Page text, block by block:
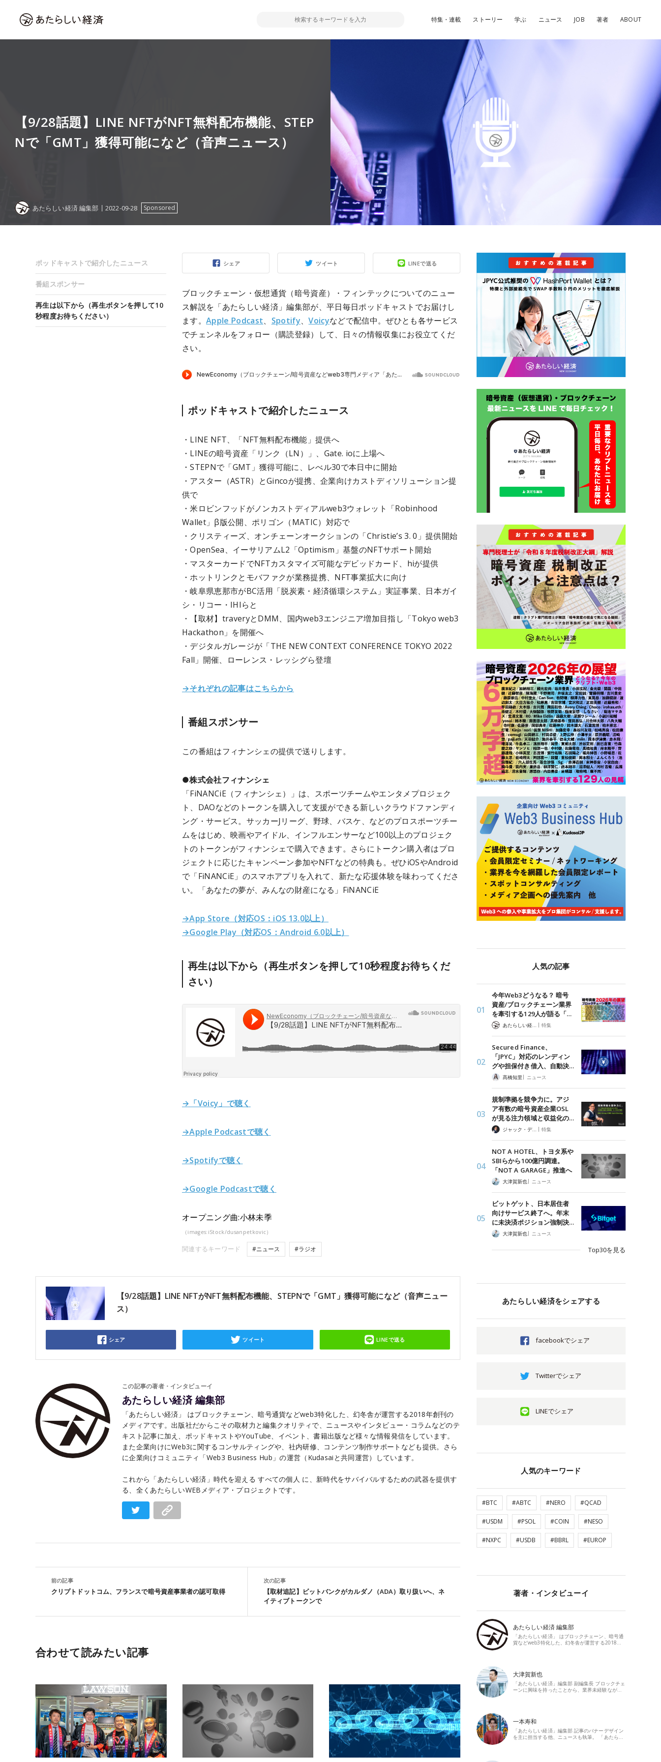
特集・連載 ストーリー 学ぶ ニュース JOB 著者 ABOUT
【9/28話題】LINE NFTがNFT無料配布機能、STEP
Nで「GMT」獲得可能になど（音声ニュース）
あたらしい経済 編集部 2022-09-28 Sponsored
シェア ツイート LINEで送る
ブロックチェーン・仮想通貨（暗号資産）・フィンテックについてのニュー
ス解説を「あたらしい経済」編集部が、平日毎日ポッドキャストでお届けし
ます。 Apple Podcast、 Spotify、Voicyなどで配信中。ぜひとも各サービス
でチェンネルをフォロー（購読登録）して、日々の情報収集にお役立てくだ
さい。
ポッドキャストで紹介したニュース
・LINE NFT、「NFT無料配布機能」提供へ
・LINEの暗号資産「リンク（LN）」、Gate. ioに上場へ
・STEPNで「GMT」獲得可能に、レべル30で本日中に開始
・アスター（ASTR）とGincoが提携、企業向けカストディソリューション提
供で
・米ロビンフッドがノンカストディアルweb3ウォレット「Robinhood
Wallet」β版公開、ポリゴン（MATIC）対応で
・クリスティーズ、オンチェーンオークションの「Christie’s 3. 0」提供開始
・OpenSea、イーサリアムL2「Optimism」基盤のNFTサポート開始
・マスターカードでNFTカスタマイズ可能なデビッドカード、hiが提供
・ホットリンクとモバファクが業務提携、NFT事業拡大に向け
・岐阜県恵那市がBC活用「脱炭素・経済循環システム」実証事業、日本ガイ
シ・リコー・IHIらと
・【取材】traveryとDMM、国内web3エンジニア増加目指し「Tokyo web3
Hackathon」を開催へ
・デジタルガレージが「THE NEW CONTEXT CONFERENCE TOKYO 2022
Fall」開催、ローレンス・レッシグら登壇
→それぞれの記事はこちらから
番組スポンサー
この番組はフィナンシェの提供で送りします。
●株式会社フィナンシェ
「FiNANCiE（フィナンシェ）」は、スポーツチームやエンタメプロジェク
ト、DAOなどのトークンを購入して支援ができる新しいクラウドファンディ
ング・サービス。サッカーJリーグ、野球、バスケ、などのプロスポーツチー
ムをはじめ、映画やアイドル、インフルエンサーなど100以上のプロジェク
トのトークンがフィナンシェで購入できます。さらにトークン購入者はプロ
ジェクトに応じたキャンペーン参加やNFTなどの特典も。ぜひiOSやAndroid
で「FiNANCiE」のスマホアプリを入れて、新たな応援体験を味わってくださ
い。「あなたの夢が、みんなの財産になる」FiNANCiE
→App Store（対応OS：iOS 13.0以上）
→Google Play（対応OS：Android 6.0以上）
再生は以下から（再生ボタンを押して10秒程度お待ちくだ
さい）
→「Voicy」で聴く
→Apple Podcastで聴く
→Spotifyで聴く
→Google Podcastで聴く
オープニング曲:小林未季
（images:iStock/dusanpetkovic）
関連するキーワード #ニュース #ラジオ
ポッドキャストで紹介したニュース
番組スポンサー
再生は以下から（再生ボタンを押して10
秒程度お待ちください）
【9/28話題】LINE NFTがNFT無料配布機能、STEPNで「GMT」獲得可能になど（音声ニュー
ス）
シェア ツイート LINEで送る
この記事の著者・インタビューイ
あたらしい経済 編集部
「あたらしい経済」 はブロックチェーン、暗号通貨などweb3特化した、幻冬舎が運営する2018年創刊の
メディアです。出版社だからこその取材力と編集クオリティで、ニュースやインタビュー・コラムなどのテ
キスト記事に加え、ポッドキャストやYouTube、イベント、書籍出版など様々な情報発信をしています。
また企業向けにWeb3に関するコンサルティングや、社内研修、コンテンツ制作サポートなども提供。さら
に企業向けコミュニティ「Web3 Business Hub」の運営（Kudasaiと共同運営）しています。
これから「あたらしい経済」時代を迎える すべての個人 に、新時代をサバイバルするための武器を提供す
る、全くあたらしいWEBメディア・プロジェクトです。
前の記事
クリプトドットコム、フランスで暗号資産事業者の認可取得
次の記事
【取材追記】ビットバンクがカルダノ（ADA）取り扱いへ、ネ
イティブトークンで
合わせて読みたい記事
人気の記事
今年Web3どうなる？ 暗号
資産/ブロックチェーン業界
を牽引する129人が語る「…
| 特集
Secured Finance、
「JPYC」対応のレンディン
グや担保付き借入、自動決…
髙橋知里 | ニュース
規制準拠を競争力に。アジ
ア有数の暗号資産企業OSL
が見る注力領域と収益化の…
ジャック・デロン（Jack Derong） | 特集
NOT A HOTEL、トヨタ系や
SBIらから100億円調達。
「NOT A GARAGE」推進へ
大津賀新也| ニュース
ビットゲット、日本居住者
向けサービス終了へ。年末
に未決済ポジション強制決…
大津賀新也| ニュース
Top30を見る
あたらしい経済をシェアする
facebookでシェア
Twitterでシェア
LINEでシェア
人気のキーワード
#BTC #ABTC #NERO #QCAD
#USDM #PSOL #COIN #NESO
#NXPC #USDB #BBRL #EUROP
著者・インタビューイ
あたらしい経済 編集部
「あたらしい経済」 はブロックチェーン、暗号通
貨などweb3特化した、幻冬舎が運営する2018…
大津賀新也
「あたらしい経済」編集部 副編集長 ブロックチェ
ーンに興味を持ったことから、業界未経験なが…
一本寿和
「あたらしい経済」編集部 記事のバナーデザイン
を主に担当する他、ニュースも執筆。 「あたら…